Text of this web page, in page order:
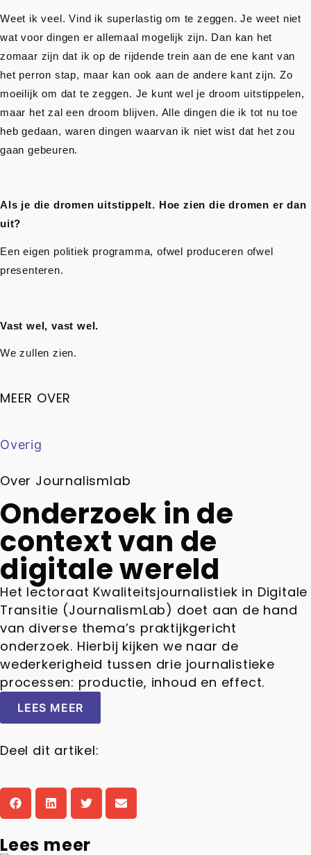
Weet ik veel. Vind ik superlastig om te zeggen. Je weet niet
wat voor dingen er allemaal mogelijk zijn. Dan kan het
zomaar zijn dat ik op de rijdende trein aan de ene kant van
het perron stap, maar kan ook aan de andere kant zijn. Zo
moeilijk om dat te zeggen. Je kunt wel je droom uitstippelen,
maar het zal een droom blijven. Alle dingen die ik tot nu toe
heb gedaan, waren dingen waarvan ik niet wist dat het zou
gaan gebeuren.
Als je die dromen uitstippelt. Hoe zien die dromen er dan
uit?
Een eigen politiek programma, ofwel produceren ofwel
presenteren.
Vast wel, vast wel.
We zullen zien.
MEER OVER
Overig
Over Journalismlab
Onderzoek in de
context van de
digitale wereld
Het lectoraat Kwaliteitsjournalistiek in Digitale
Transitie (JournalismLab) doet aan de hand
van diverse thema’s praktijkgericht
onderzoek. Hierbij kijken we naar de
wederkerigheid tussen drie journalistieke
processen: productie, inhoud en effect.
LEES MEER
Deel dit artikel:
Lees meer